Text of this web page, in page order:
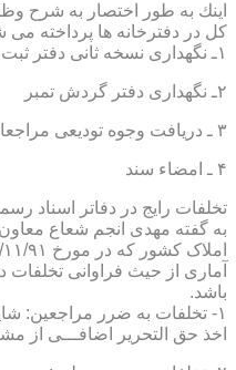
اینك به طور اختصار به شرح
كل در دفترخانه ها پرداخته می
۱ـ نگهداری نسخه ثانی دفتر ثبت اسناد رسمی
۲ـ نگهداری دفتر گردش تمبر
۳ ـ دریافت وجوه تودیعی مراجعان
۴ ـ امضاء سند
تخلفات رایج در دفاتر اسناد
به گفته مهدی انجم شعاع
آماری از حیث فراوانی تخلفات
باشد.
۱- تخلفات به ضرر مراجعین:
اخذ حق التحریر اضافـــی از